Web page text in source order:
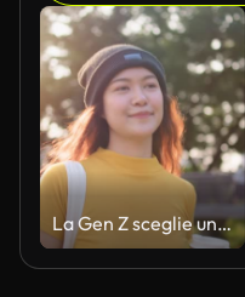
La Gen Z sceglie uno stile di vita ecologico grazie alla sfida della decarbonizzazione Net Zero